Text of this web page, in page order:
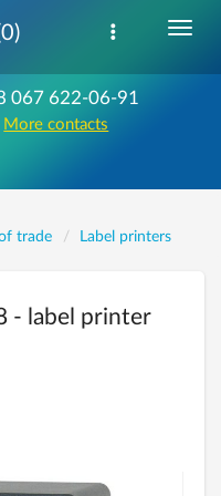
067 622-06-91
More contacts
trade
Label printers
- label printer